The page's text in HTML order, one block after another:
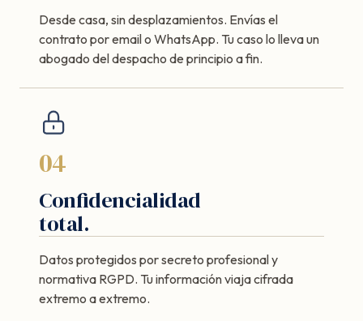
Desde casa, sin desplazamientos. Envías el
contrato por email o WhatsApp. Tu caso lo lleva un
abogado del despacho de principio a fin.
04
Confidencialidad
total.
Datos protegidos por secreto profesional y
normativa RGPD. Tu información viaja cifrada
extremo a extremo.